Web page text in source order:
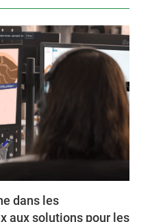
dans les
aux solutions pour les